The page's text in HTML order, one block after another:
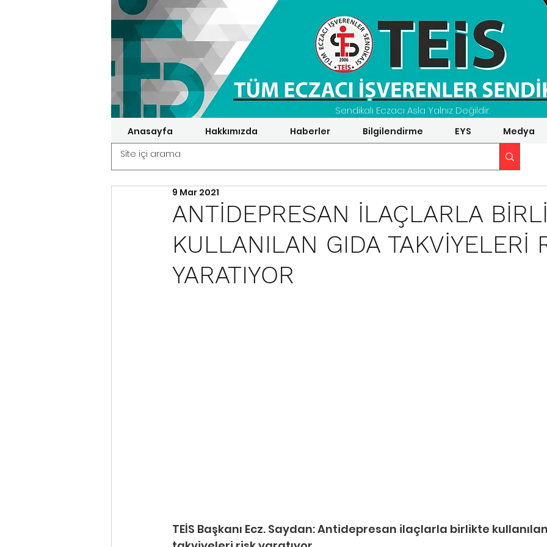
Sendikalı Eczacı Asla Yalnız Değildir.
Anasayfa Hakkımızda Haberler Bilgilendirme EYS Medya
ANTİDEPRESAN İLAÇLARLA
KULLANILAN GIDA TAKVİYELERİ
YARATIYOR
9 Mar 2021
TEİS Başkanı Ecz. Saydan: Antidepresan ilaçlarla birlikte